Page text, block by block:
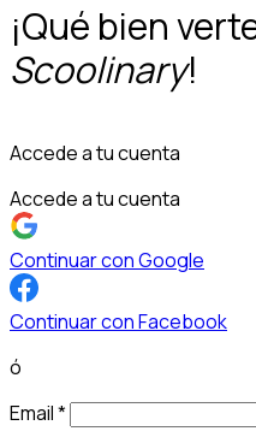
¡Qué bien
Scoolinary!
Accede a tu cuenta
Accede a tu cuenta
Continuar con Google
Continuar con Facebook
ó
Email*